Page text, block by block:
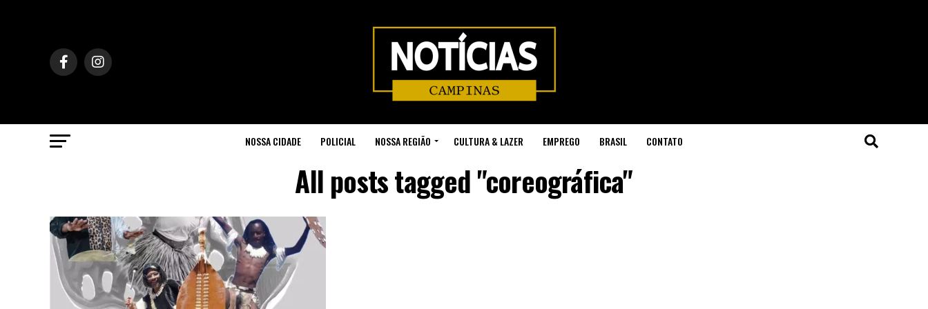
NOSSA CIDADE POLICIAL NOSSA REGIÃO CULTURA & LAZER EMPREGO BRASIL CONTATO
All posts tagged "coreográfica"